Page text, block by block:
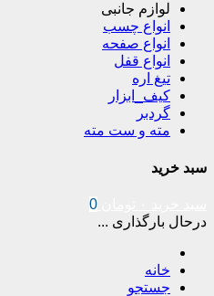
لوازم جانبی
انواع چسب
انواع صفحه
انواع قفل
تیغ اره
کیف_ابزار
گردبر
مته و ست مته
سبد خرید
0
درحال بارگذاری ...
خانه
جستجو